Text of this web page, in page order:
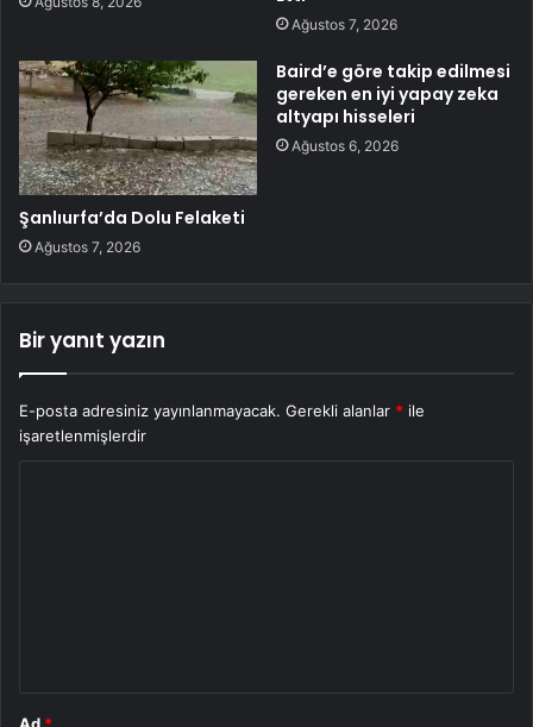
Ağustos 7, 2026
Şanlıurfa’da Dolu Felaketi
Ağustos 7, 2026
Baird’e göre takip edilmesi
gereken en iyi yapay zeka
altyapı hisseleri
Ağustos 6, 2026
Bir yanıt yazın
E-posta adresiniz yayınlanmayacak. Gerekli alanlar * ile
işaretlenmişlerdir